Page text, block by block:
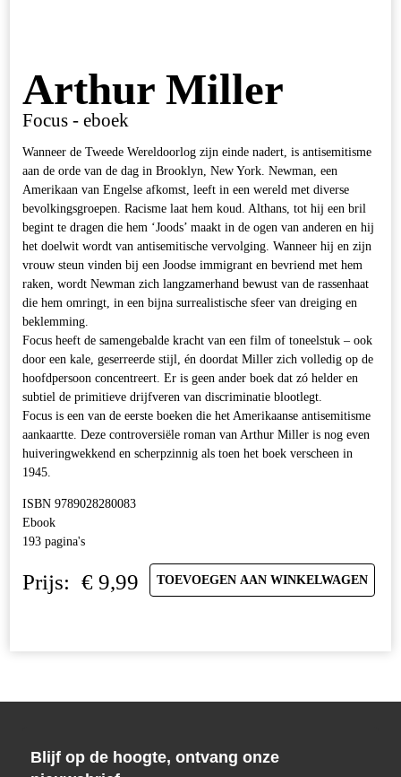
Arthur Miller
Focus - eboek
Wanneer de Tweede Wereldoorlog zijn einde nadert, is antisemitisme
aan de orde van de dag in Brooklyn, New York. Newman, een
Amerikaan van Engelse afkomst, leeft in een wereld met diverse
bevolkingsgroepen. Racisme laat hem koud. Althans, tot hij een bril
begint te dragen die hem ‘Joods’ maakt in de ogen van anderen en hij
het doelwit wordt van antisemitische vervolging. Wanneer hij en zijn
vrouw steun vinden bij een Joodse immigrant en bevriend met hem
raken, wordt Newman zich langzamerhand bewust van de rassenhaat
die hem omringt, in een bijna surrealistische sfeer van dreiging en
beklemming.
Focus heeft de samengebalde kracht van een film of toneelstuk – ook
door een kale, geserreerde stijl, én doordat Miller zich volledig op de
hoofdpersoon concentreert. Er is geen ander boek dat zó helder en
subtiel de primitieve drijfveren van discriminatie blootlegt.
Focus is een van de eerste boeken die het Amerikaanse antisemitisme
aankaartte. Deze controversiële roman van Arthur Miller is nog even
huiveringwekkend en scherpzinnig als toen het boek verscheen in
1945.
ISBN 9789028280083
Ebook
193 pagina's
Prijs: €9,99 TOEVOEGEN AAN WINKELWAGEN
Blijf op de hoogte, ontvang onze